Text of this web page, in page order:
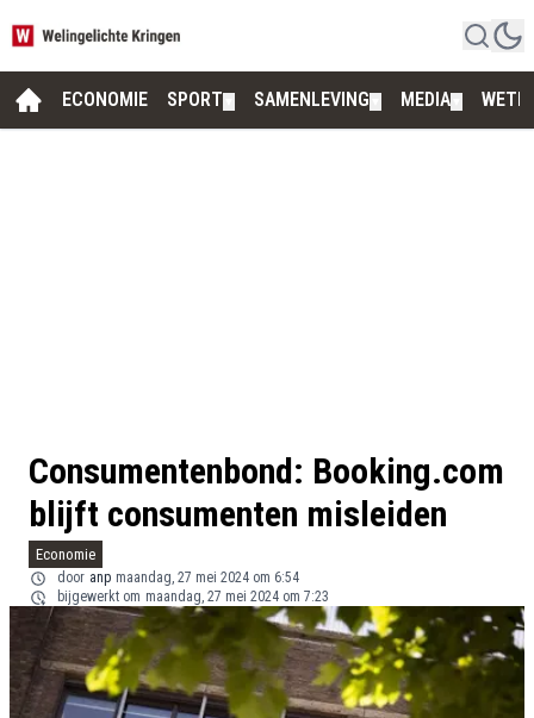
ECONOMIE SPORT SAMENLEVING MEDIA
Consumentenbond: Booking.com
blijft consumenten misleiden
Economie
door anp maandag, 27 mei 2024 om 6:54
bijgewerkt om maandag, 27 mei 2024 om 7:23